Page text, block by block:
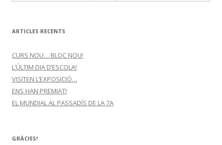
ARTICLES RECENTS
CURS NOU… BLOC NOU!
L’ÚLTIM DIA D’ESCOLA!
VISITEN L’EXPOSICIÓ…
ENS HAN PREMIAT!
EL MUNDIAL AL PASSADÍS DE LA 7A
GRÀCIES!